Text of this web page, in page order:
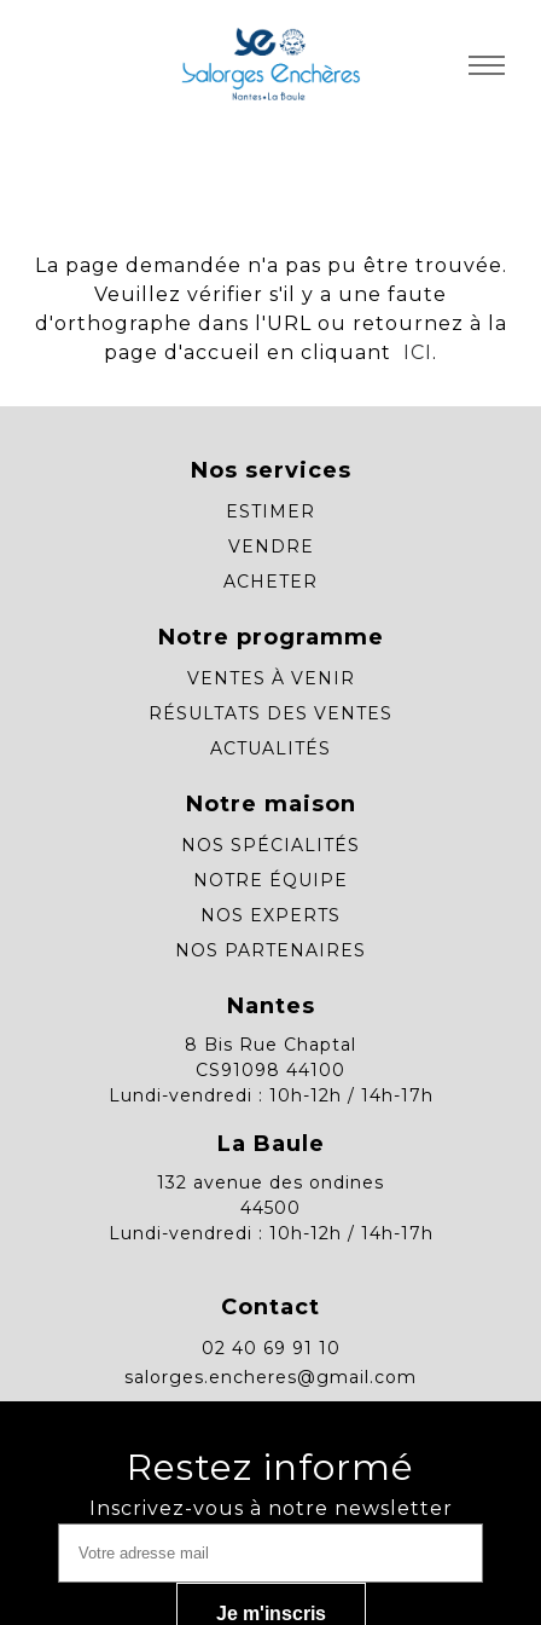
La page demandée n'a pas pu être trouvée.
Veuillez vérifier s'il y a une faute
d'orthographe dans l'URL ou retournez à la
page d'accueil en cliquant
ICI .
Nos services
ESTIMER
VENDRE
ACHETER
Notre programme
VENTES À VENIR
RÉSULTATS DES VENTES
ACTUALITÉS
Notre maison
NOS SPÉCIALITÉS
NOTRE ÉQUIPE
NOS EXPERTS
NOS PARTENAIRES
Nantes
8 Bis Rue Chaptal
CS91098 44100
Lundi-vendredi : 10h-12h / 14h-17h
La Baule
132 avenue des ondines
44500
Lundi-vendredi : 10h-12h / 14h-17h
Contact
02 40 69 91 10
salorges.encheres@gmail.com
Restez informé
Inscrivez-vous à notre newsletter